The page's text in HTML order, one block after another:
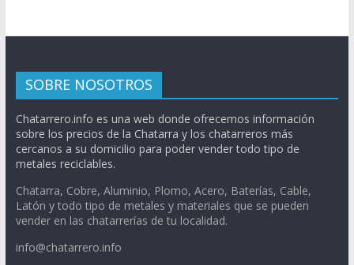
SOBRE NOSOTROS
Chatarrero.info es una web donde ofrecemos información
sobre los precios de la Chatarra y los chatarreros más
cercanos a su domicilio para poder vender todo tipo de
metales reciclables.
Chatarra, Cobre, Aluminio, Plomo, Acero, Baterías, Cable,
Latón y todo tipo de metales y materiales que se pueden
vender en las chatarrerías de tu localidad.
info@chatarrero.info